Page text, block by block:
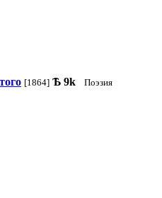
[1864] Ѣ 9k Поэзия